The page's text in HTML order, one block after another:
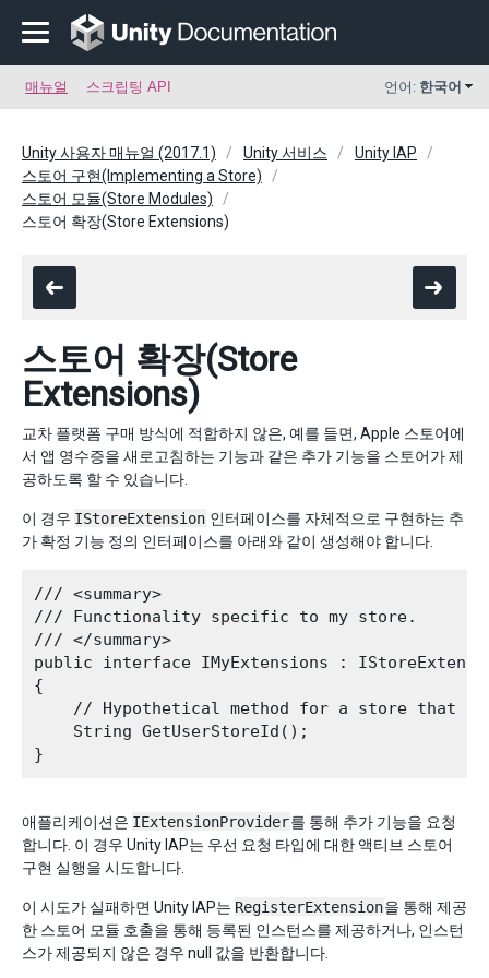
매뉴얼 스크립팅 API 언어: 한국어
Unity 사용자 매뉴얼 (2017.1) Unity 서비스
Unity IAP
스토어 구현(Implementing a Store)
스토어 모듈(Store Modules)
스토어 확장(Store Extensions)
스토어 확장(Store
Extensions)
교차 플랫폼 구매 방식에 적합하지 않은, 예를 들면, Apple 스토어에
서 앱 영수증을 새로고침하는 기능과 같은 추가 기능을 스토어가 제
공하도록 할 수 있습니다.
이 경우 IStoreExtension 인터페이스를 자체적으로 구현하는 추
가 확정 기능 정의 인터페이스를 아래와 같이 생성해야 합니다.
/// <summary>
/// Functionality specific to my store.
/// </summary>
public interface IMyExtensions :
{
// Hypothetical method for a store that
    String GetUserStoreId();
애플리케이션은 IExtensionProvider를 통해 추가 기능을 요청
합니다. 이 경우 Unity IAP는 우선 요청 타입에 대한 액티브 스토어
구현 실행을 시도합니다.
이 시도가 실패하면 Unity IAP는 RegisterExtension을 통해 제공
한 스토어 모듈 호출을 통해 등록된 인스턴스를 제공하거나, 인스턴
스가 제공되지 않은 경우 null 값을 반환합니다.